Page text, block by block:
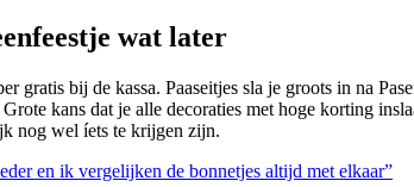
wat later
gratis bij de kassa. Paaseitjes sla je groots in na
kans dat je alle decoraties met hoge korting
nog wel íets te krijgen zijn.
en ik vergelijken de bonnetjes altijd met elkaar”